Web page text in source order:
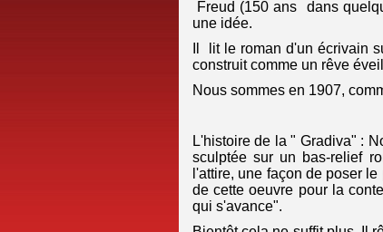
Freud (150 ans dans
une idée.
Il lit le roman d'un écrivain
construit comme un rêve
Nous sommes en 1907,
L'histoire de la " Gradiva" :
sculptée sur un bas-relief
l'attire, une façon de poser
de cette oeuvre pour la
qui s'avance".